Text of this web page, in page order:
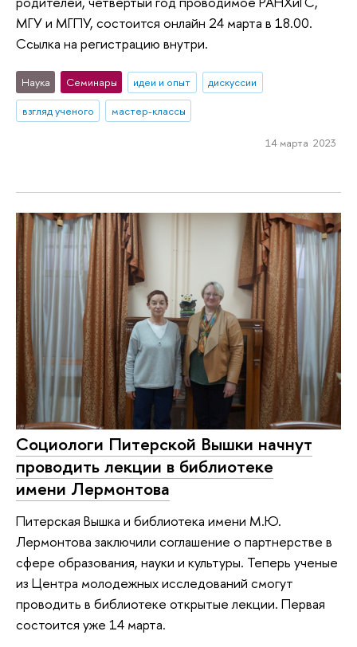
МГУ и МГПУ, состоится онлайн 24 марта в 18.00.
Ссылка на регистрацию внутри.
Наука Семинары идеи и опыт
дискуссии
взгляд ученого
мастер-классы
14 марта 2023
Социологи Питерской Вышки начнут
проводить лекции в библиотеке
имени Лермонтова
Питерская Вышка и библиотека имени М.Ю.
Лермонтова заключили соглашение о партнерстве в
сфере образования, науки и культуры. Теперь ученые
из Центра молодежных исследований смогут
проводить в библиотеке открытые лекции. Первая
состоится уже 14 марта.